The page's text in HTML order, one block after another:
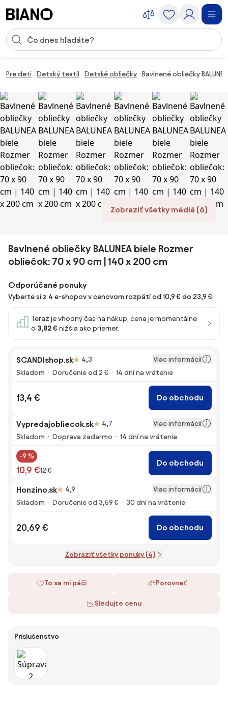
Vstup pre vyhľadávanie
Pre deti Detský textil Detské obliečky Bavlnené obliečky
Zobraziť všetky médiá (6)
Bavlnené obliečky BALUNEA biele Rozmer
obliečok: 70 x 90 cm | 140 x 200 cm
Odporúčané ponuky
Vyberte si z 4 e-shopov v cenovom rozpätí od 10,9 € do 23,9 €:
Teraz je vhodný čas na nákup, cena je momentálne
o 3,82 € nižšia ako priemer.
SCANDIshop.sk 4,3
Viac informácií
Skladom
Doručenie od 2 € 14 dní na vrátenie
13,4 € Do obchodu
Vypredajobliecok.sk 4,7
Viac informácií
Skladom
Doprava zadarmo 14 dní na vrátenie
-9 %
10,9 €12 €
Do obchodu
Honzino.sk 4,9
Viac informácií
Skladom
Doručenie od 3,59 € 30 dní na vrátenie
20,69 € Do obchodu
Zobraziť všetky ponuky (4)
To sa mi páči Porovnať
Sledujte cenu
Príslušenstvo